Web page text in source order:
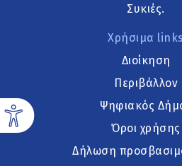
Συκιές.
Χρήσιμα links
Διοίκηση
Περιβάλλον
Ψηφιακός
Όροι χρήσης
Δήλωση